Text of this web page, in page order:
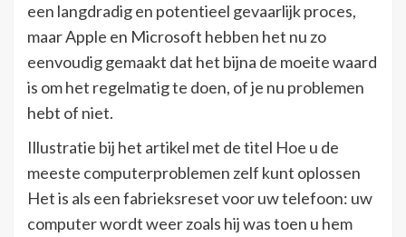
een langdradig en potentieel gevaarlijk proces,
maar Apple en Microsoft hebben het nu zo
eenvoudig gemaakt dat het bijna de moeite waard
is om het regelmatig te doen, of je nu problemen
hebt of niet.
Illustratie bij het artikel met de titel Hoe u de
meeste computerproblemen zelf kunt oplossen
Het is als een fabrieksreset voor uw telefoon: uw
computer wordt weer zoals hij was toen u hem